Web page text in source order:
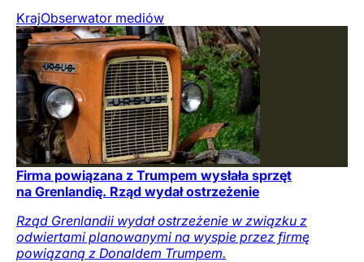
KrajObserwator mediów
Firma powiązana z Trumpem wysłała sprzęt
na Grenlandię. Rząd wydał ostrzeżenie
Rząd Grenlandii wydał ostrzeżenie w związku z
odwiertami planowanymi na wyspie przez firmę
powiązaną z Donaldem Trumpem.